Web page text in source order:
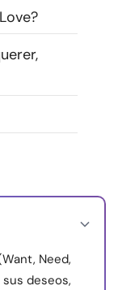
ES
Need,
deseos,